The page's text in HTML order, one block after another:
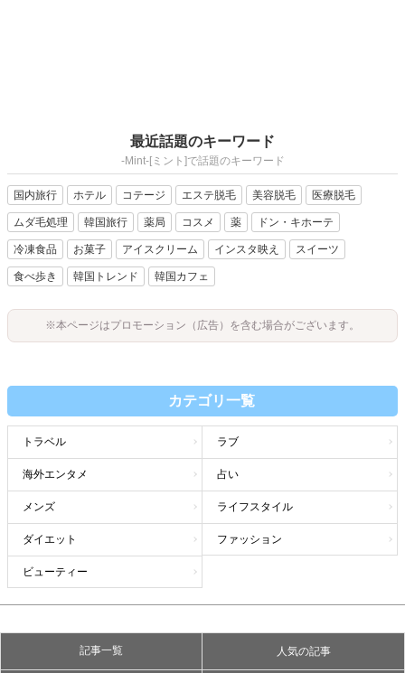
最近話題のキーワード
-Mint-[ミント]で話題のキーワード
国内旅行 ホテル コテージ エステ脱毛 美容脱毛 医療脱毛
ムダ毛処理 韓国旅行 薬局 コスメ 薬 ドン・キホーテ
冷凍食品 お菓子 アイスクリーム インスタ映え スイーツ
食べ歩き 韓国トレンド 韓国カフェ
※本ページはプロモーション（広告）を含む場合がございます。
カテゴリ一覧
トラベル ラブ
海外エンタメ 占い
メンズ ライフスタイル
ダイエット ファッション
ビューティー
記事一覧 人気の記事